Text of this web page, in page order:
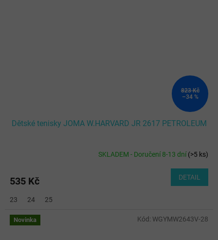
823 Kč
–34 %
Dětské tenisky JOMA W.HARVARD JR 2617 PETROLEUM
SKLADEM - Doručení 8-13 dní(>5 ks)
535 Kč DETAIL
23 24 25
Novinka Kód: WGYMW2643V-28